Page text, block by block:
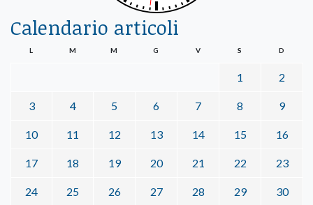
Calendario articoli
L M M G V S D
1 2
3 4 5 6 7 8 9
10 11 12 13 14 15 16
17 18 19 20 21 22 23
24 25 26 27 28 29 30